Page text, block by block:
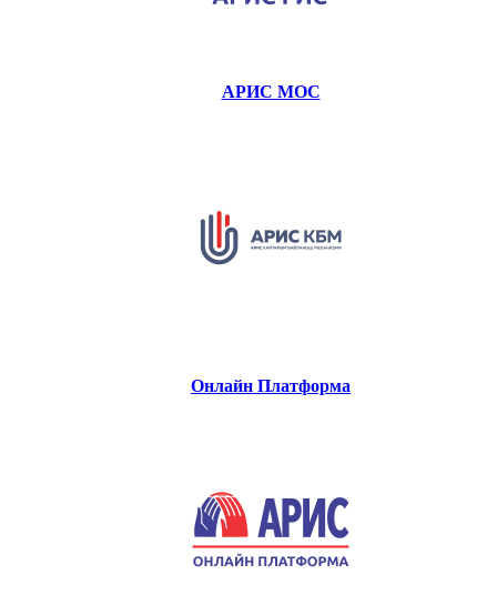
АРИС МОС
Онлайн Платформа